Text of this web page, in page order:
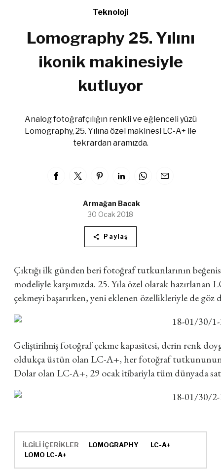
Teknoloji
Lomography 25. Yılını
ikonik makinesiyle
kutluyor
Analog fotoğrafçılığın renkli ve eğlenceli yüzü
Lomography, 25. Yılına özel makinesi LC-A+ ile
tekrardan aramızda.
Armağan Bacak
30 Ocak 2018
Paylaş
Çıktığı ilk günden beri fotoğraf tutkunlarının
modeliyle karşımızda. 25. Yıla özel olarak
çekmeyi başarırken, yeni eklenen özellikleriyle de
Geliştirilmiş fotoğraf çekme kapasitesi, derin renk
oldukça üstün olan LC-A+, her fotoğraf tutkununun
Dolar olan LC-A+, 29 ocak itibariyla tüm dünyada
İLGİLİ İÇERİKLER LOMOGRAPHY
LC-A+
LOMO LC-A+